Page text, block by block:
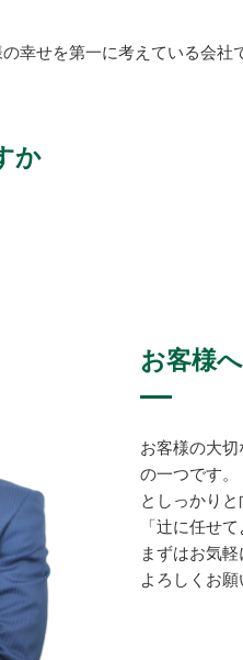
幸せを第一に考えている会社
か
お客様
お客様の大
の一つです
としっかりと
「辻に任せ
まずはお気軽
よろしくお願